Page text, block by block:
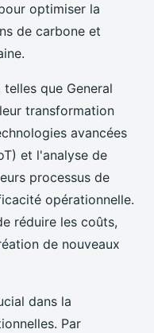
optimiser la
de carbone et
que General
transformation
avancées
et l'analyse de
processus de
opérationnelle.
réduire les coûts,
de nouveaux
dans la
Par